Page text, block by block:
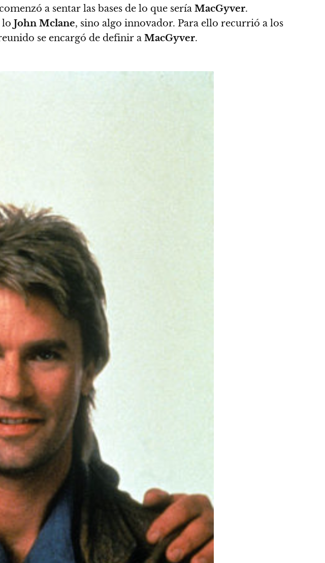
a sentar las bases de lo que sería MacGyver.
lo John Mclane, sino algo innovador. Para ello recurrió a los
se encargó de definir a MacGyver.